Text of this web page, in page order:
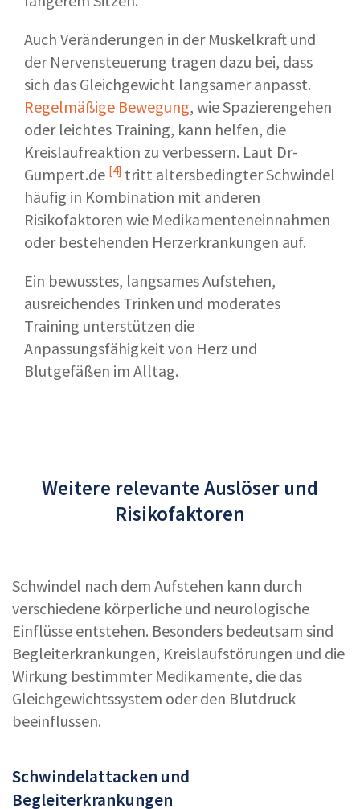
Auch Veränderungen in der Muskelkraft und
der Nervensteuerung tragen dazu bei, dass
sich das Gleichgewicht langsamer anpasst.
Regelmäßige Bewegung, wie Spazierengehen
oder leichtes Training, kann helfen, die
Kreislaufreaktion zu verbessern. Laut Dr-
Gumpert.de [4] tritt altersbedingter Schwindel
häufig in Kombination mit anderen
Risikofaktoren wie Medikamenteneinnahmen
oder bestehenden Herzerkrankungen auf.
Ein bewusstes, langsames Aufstehen,
ausreichendes Trinken und moderates
Training unterstützen die
Anpassungsfähigkeit von Herz und
Blutgefäßen im Alltag.
Weitere relevante Auslöser und
Risikofaktoren
Schwindel nach dem Aufstehen kann durch
verschiedene körperliche und neurologische
Einflüsse entstehen. Besonders bedeutsam sind
Begleiterkrankungen, Kreislaufstörungen und die
Wirkung bestimmter Medikamente, die das
Gleichgewichtssystem oder den Blutdruck
beeinflussen.
Schwindelattacken und
Begleiterkrankungen